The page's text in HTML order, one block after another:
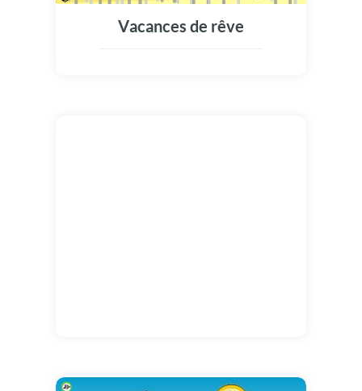
Vacances de rêve